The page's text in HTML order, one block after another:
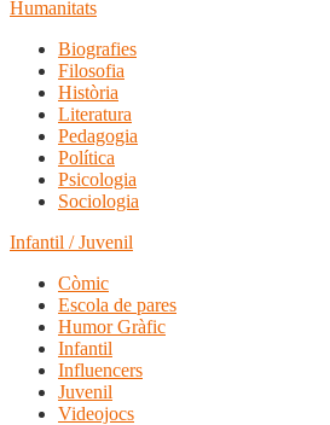
Humanitats
Biografies
Filosofia
Història
Literatura
Pedagogia
Política
Psicologia
Sociologia
Infantil / Juvenil
Còmic
Escola de pares
Humor Gràfic
Infantil
Influencers
Juvenil
Videojocs